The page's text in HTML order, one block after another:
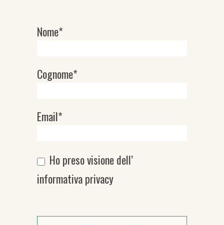
Newsletter
Nome*
Cognome*
Email*
Ho preso visione dell’
informativa privacy